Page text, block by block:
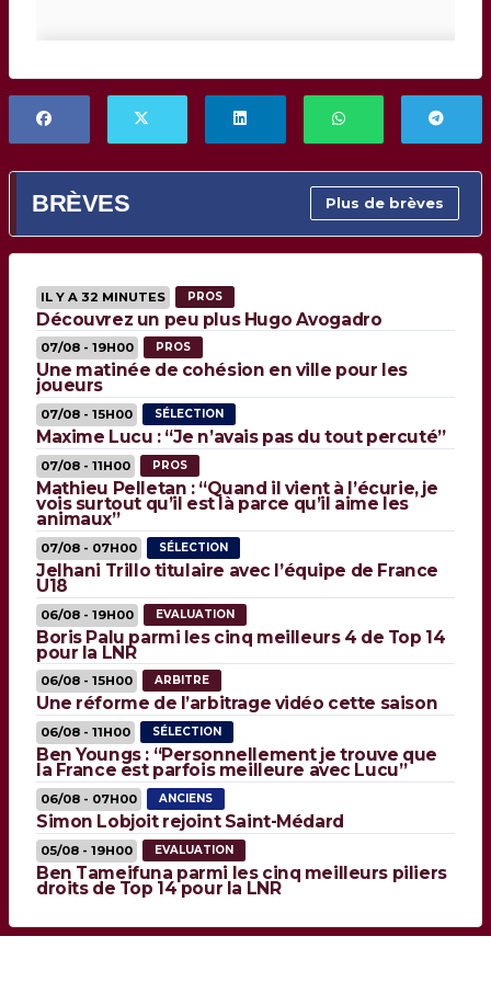
BRÈVES Plus de brèves
IL Y A 32 MINUTES PROS
Découvrez un peu plus Hugo Avogadro
07/08 - 19H00 PROS
Une matinée de cohésion en ville pour les
joueurs
07/08 - 15H00 SÉLECTION
Maxime Lucu : “Je n’avais pas du tout percuté”
07/08 - 11H00 PROS
Mathieu Pelletan : “Quand il vient à l’écurie, je
vois surtout qu’il est là parce qu’il aime les
animaux”
07/08 - 07H00 SÉLECTION
Jelhani Trillo titulaire avec l’équipe de France
U18
06/08 - 19H00 EVALUATION
Boris Palu parmi les cinq meilleurs 4 de Top 14
pour la LNR
06/08 - 15H00 ARBITRE
Une réforme de l’arbitrage vidéo cette saison
06/08 - 11H00 SÉLECTION
Ben Youngs : “Personnellement je trouve que
la France est parfois meilleure avec Lucu”
06/08 - 07H00 ANCIENS
Simon Lobjoit rejoint Saint-Médard
05/08 - 19H00 EVALUATION
Ben Tameifuna parmi les cinq meilleurs piliers
droits de Top 14 pour la LNR